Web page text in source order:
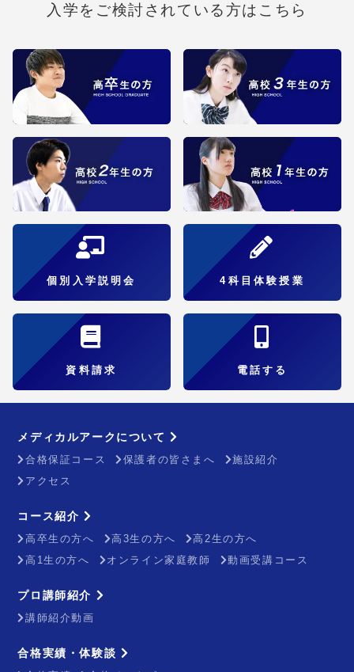
入学をご検討されている方はこちら
個別入学説明会 4科目体験授業
資料請求 電話する
メディカルアークについて
合格保証コース 保護者の皆さまへ
施設紹介
アクセス
コース紹介
高卒生の方へ 高3生の方へ
高2生の方へ
高1生の方へ
オンライン家庭教師 動画受講コース
プロ講師紹介
講師紹介動画
合格実績・体験談